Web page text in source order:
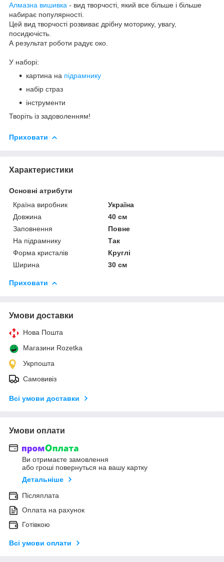
Алмазна вишивка - вид творчості, який все більше і більше
набирає популярності.
Цей вид творчості розвиває дрібну моторику, увагу,
посидючість.
А результат роботи радує око.
У наборі:
картина на підрамнику
набір страз
інструменти
Творіть із задоволенням!
Приховати
Характеристики
Основні атрибути
Країна виробник
Україна
Довжина
40 см
Заповнення
Повне
На підрамнику
Так
Форма кристалів
Круглі
Ширина
30 см
Приховати
Умови доставки
Нова Пошта
Магазини Rozetka
Укрпошта
Самовивіз
Всі умови доставки
Умови оплати
Ви отримаєте замовлення
або гроші повернуться на вашу картку
Детальніше
Післяплата
Оплата на рахунок
Готівкою
Всі умови оплати